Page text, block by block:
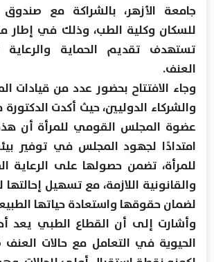
جامعة الأزهر، بالشراكة مع صندوق
للسكان وكلية الطب، وذلك في إطار
تستهدف تقديم الحماية والرعاية
العنف.
وجاء الافتتاح بحضور عدد من قيادات
والشركاء الدوليين، حيث أكدت الدكتورة
عضوة المجلس القومي للمرأة أن
امتدادًا لجهود المجلس في توفير
للمرأة، تضمن حصولها على الرعاية
والقانونية اللازمة، مع تسهيل
لضمان حقوقها واستعادة حياتها
وأشارت إلى أن القطاع الطبي يعد
الحيوية في التعامل مع حالات العنف